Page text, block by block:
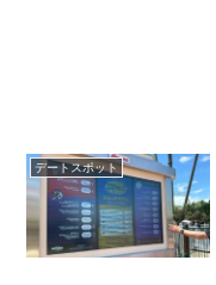
デートスポット